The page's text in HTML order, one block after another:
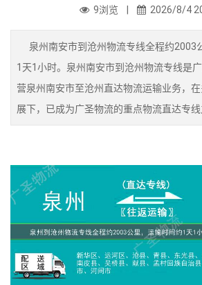
9浏览 | 2026/8/4
泉州南安市到沧州物流专线全程约2003
1天1小时。泉州南安市到沧州物流专线是
营泉州南安市至沧州直达物流运输业务，
展下，已成为广圣物流的重点物流直达专线